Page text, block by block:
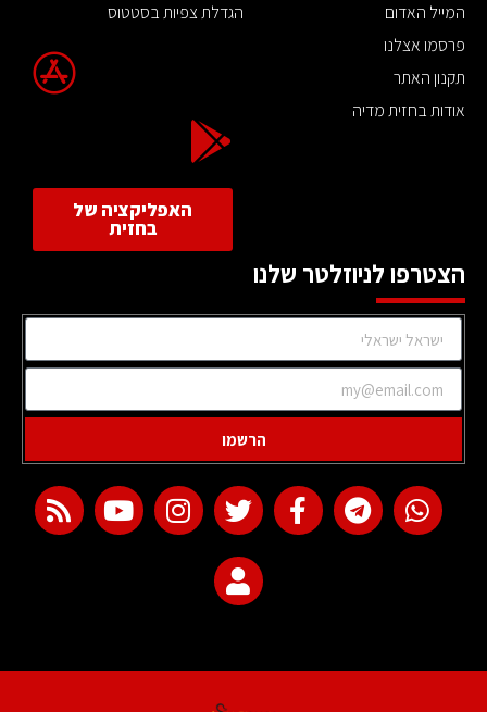
המייל האדום
פרסמו אצלנו
תקנון האתר
אודות בחזית מדיה
הגדלת צפיות בסטטוס
האפליקציה של
בחזית
הצטרפו לניוזלטר שלנו
הרשמו